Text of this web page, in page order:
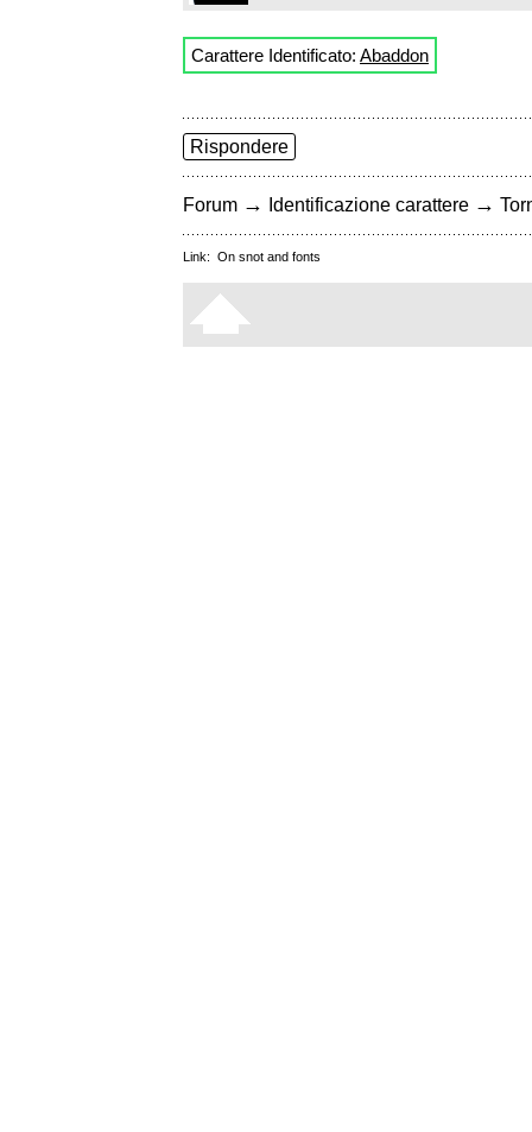
Carattere Identificato: Abaddon
Rispondere
Forum → Identificazione carattere →
Link: On snot and fonts